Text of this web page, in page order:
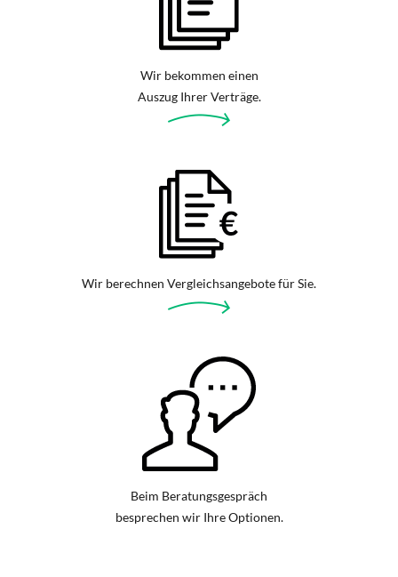
Wir bekommen einen
Auszug Ihrer Verträge.
Wir berechnen Vergleichsangebote für Sie.
Beim Beratungsgespräch
besprechen wir Ihre Optionen.